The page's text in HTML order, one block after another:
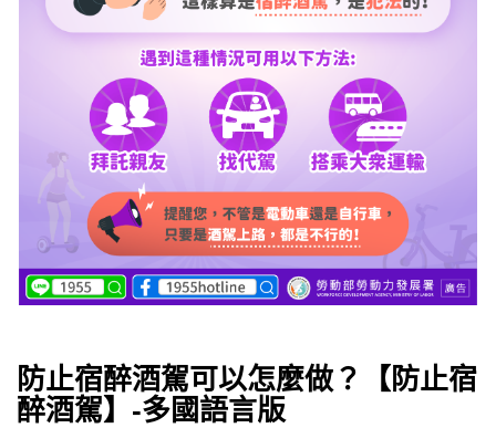
防止宿醉酒駕可以怎麼做？【防止宿
醉酒駕】-多國語言版